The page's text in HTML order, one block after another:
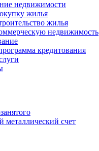
недвижимости
жилья
жилья
недвижимость
кредитования
металлический счет